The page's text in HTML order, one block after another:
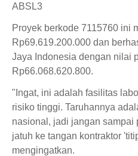
ABSL3
Proyek berkode 7115760 ini
Rp69.619.200.000 dan
Jaya Indonesia dengan nilai
Rp66.068.620.800.
"Ingat, ini adalah fasilitas
risiko tinggi. Taruhannya
nasional, jadi jangan sampai
jatuh ke tangan kontraktor
mengingatkan.